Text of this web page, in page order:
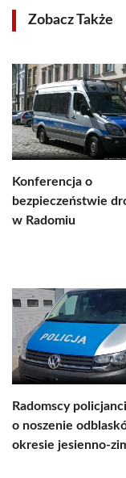
Zobacz Także
Konferencja o
bezpieczeństwie
w Radomiu
Radomscy
o noszenie
okresie jesienno-